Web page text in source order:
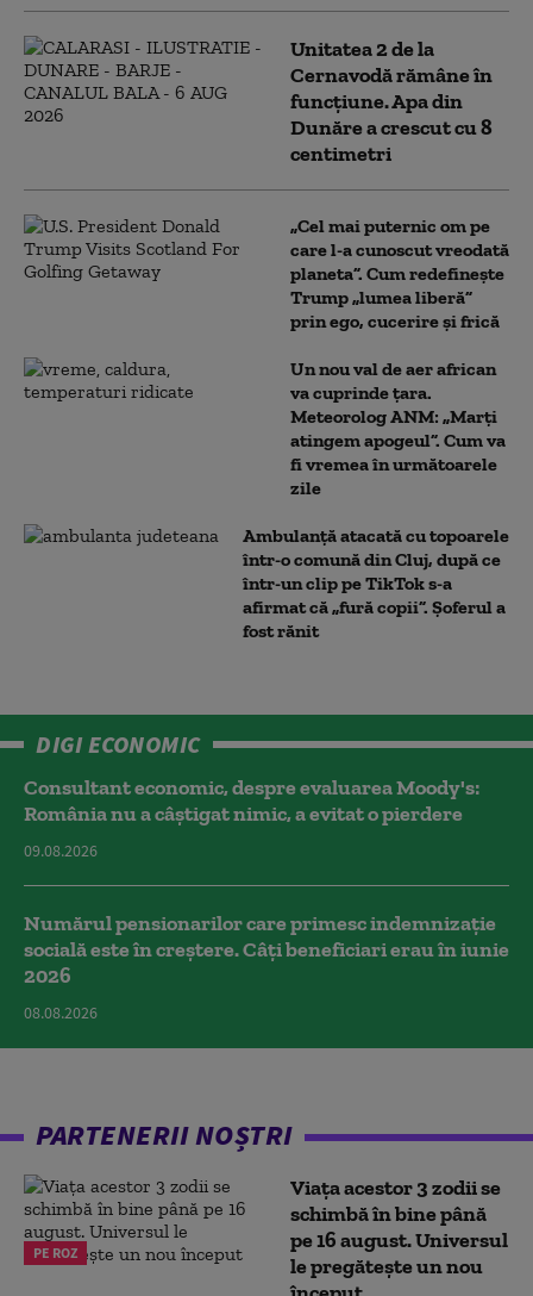
Unitatea 2 de la
Cernavodă rămâne în
funcțiune. Apa din
Dunăre a crescut cu 8
centimetri
„Cel mai puternic om pe
care l-a cunoscut vreodată
planeta”. Cum redefinește
Trump „lumea liberă”
prin ego, cucerire și frică
Un nou val de aer african
va cuprinde țara.
Meteorolog ANM: „Marți
atingem apogeul”. Cum va
fi vremea în următoarele
zile
Ambulanţă atacată cu topoarele
într-o comună din Cluj, după ce
într-un clip pe TikTok s-a
afirmat că „fură copii”. Șoferul a
fost rănit
DIGI ECONOMIC
Consultant economic, despre evaluarea Moody's:
România nu a câştigat nimic, a evitat o pierdere
09.08.2026
Numărul pensionarilor care primesc indemnizaţie
socială este în creștere. Câți beneficiari erau în iunie
2026
08.08.2026
PARTENERII NOȘTRI
PE ROZ
Viața acestor 3 zodii se
schimbă în bine până
pe 16 august. Universul
le pregătește un nou